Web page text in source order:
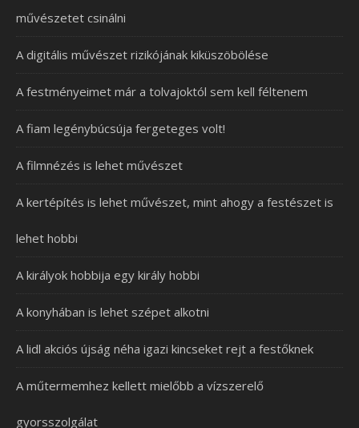
művészetet csinálni
A digitális művészet rizikójának kiküszöbölése
A festményeimet már a tolvajoktól sem kell féltenem
A fiam legénybúcsúja fergeteges volt!
A filmnézés is lehet művészet
A kertépítés is lehet művészet, mint ahogy a festészet is
lehet hobbi
A királyok hobbija egy király hobbi
A konyhában is lehet szépet alkotni
A lidl akciós újság néha igazi kincseket rejt a festőknek
A műtermemhez kellett mielőbb a vízszerelő
gyorsszolgálat